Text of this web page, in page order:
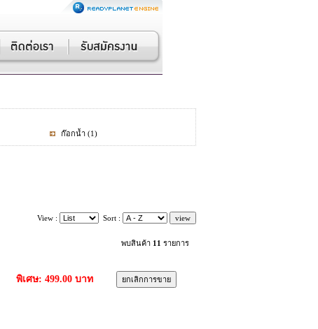
ก๊อกน้ำ (1)
View : Sort :
พบสินค้า 11 รายการ
พิเศษ: 499.00 บาท